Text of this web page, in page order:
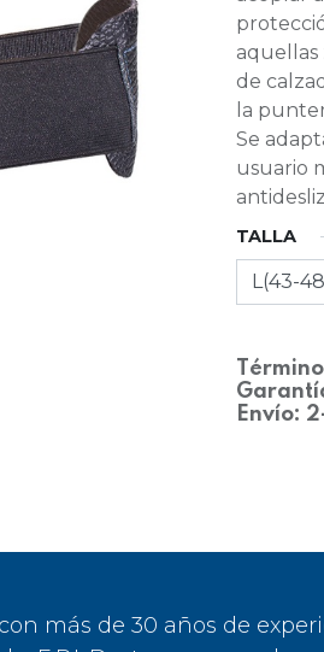
aquellas
de
la
Se
usuario
TALLA
Envío:
más de 30 años de